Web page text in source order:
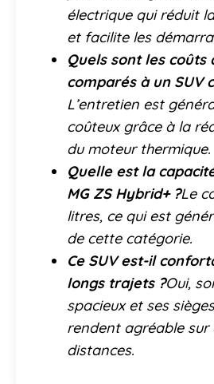
électrique qui réduit
et facilite les
Quels sont les coûts
comparés à un SUV
L’entretien est
coûteux grâce à la
du moteur thermique.
Quelle est la
MG ZS Hybrid+ ?Le
litres, ce qui est
de cette catégorie.
Ce SUV est-il
longs trajets ?Oui,
spacieux et ses
rendent agréable sur
distances.